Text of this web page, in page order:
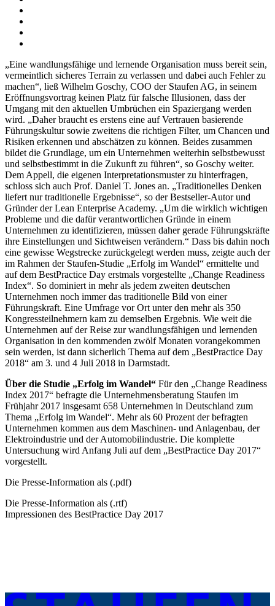
„Eine wandlungsfähige und lernende Organisation muss bereit sein,
vermeintlich sicheres Terrain zu verlassen und dabei auch Fehler zu
machen“, ließ Wilhelm Goschy, COO der Staufen AG, in seinem
Eröffnungsvortrag keinen Platz für falsche Illusionen, dass der
Umgang mit den aktuellen Umbrüchen ein Spaziergang werden
wird. „Daher braucht es erstens eine auf Vertrauen basierende
Führungskultur sowie zweitens die richtigen Filter, um Chancen und
Risiken erkennen und abschätzen zu können. Beides zusammen
bildet die Grundlage, um ein Unternehmen weiterhin selbstbewusst
und selbstbestimmt in die Zukunft zu führen“, so Goschy weiter.
Dem Appell, die eigenen Interpretationsmuster zu hinterfragen,
schloss sich auch Prof. Daniel T. Jones an. „Traditionelles Denken
liefert nur traditionelle Ergebnisse“, so der Bestseller-Autor und
Gründer der Lean Enterprise Academy. „Um die wirklich wichtigen
Probleme und die dafür verantwortlichen Gründe in einem
Unternehmen zu identifizieren, müssen daher gerade Führungskräfte
ihre Einstellungen und Sichtweisen verändern.“ Dass bis dahin noch
eine gewisse Wegstrecke zurückgelegt werden muss, zeigte auch der
im Rahmen der Staufen-Studie „Erfolg im Wandel“ ermittelte und
auf dem BestPractice Day erstmals vorgestellte „Change Readiness
Index“. So dominiert in mehr als jedem zweiten deutschen
Unternehmen noch immer das traditionelle Bild von einer
Führungskraft. Eine Umfrage vor Ort unter den mehr als 350
Kongressteilnehmern kam zu demselben Ergebnis. Wie weit die
Unternehmen auf der Reise zur wandlungsfähigen und lernenden
Organisation in den kommenden zwölf Monaten vorangekommen
sein werden, ist dann sicherlich Thema auf dem „BestPractice Day
2018“ am 3. und 4 Juli 2018 in Darmstadt.
Über die Studie „Erfolg im Wandel“ Für den „Change Readiness
Index 2017“ befragte die Unternehmensberatung Staufen im
Frühjahr 2017 insgesamt 658 Unternehmen in Deutschland zum
Thema „Erfolg im Wandel“. Mehr als 60 Prozent der befragten
Unternehmen kommen aus dem Maschinen- und Anlagenbau, der
Elektroindustrie und der Automobilindustrie. Die komplette
Untersuchung wird Anfang Juli auf dem „BestPractice Day 2017“
vorgestellt.
Die Presse-Information als (.pdf)
Die Presse-Information als (.rtf)
Impressionen des BestPractice Day 2017